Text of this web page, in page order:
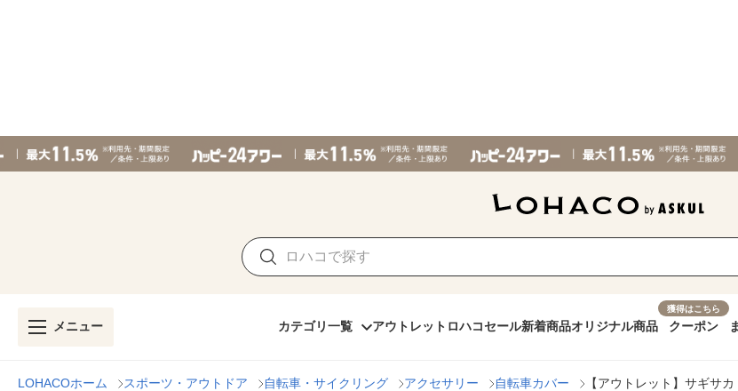
メニュー カテゴリ一覧 アウトレット ロハコセール新着商品オリジナル商品
獲得はこちら
クーポン
LOHACOホーム スポーツ・アウトドア 自転車・サイクリング アクセサリー 自転車カバー 【アウトレット】サギサ